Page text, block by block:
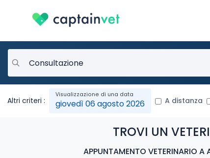
Altri criteri : giovedì 06 agosto 2026 A distanza
TROVI UN
APPUNTAMENTO VETERINARIO A